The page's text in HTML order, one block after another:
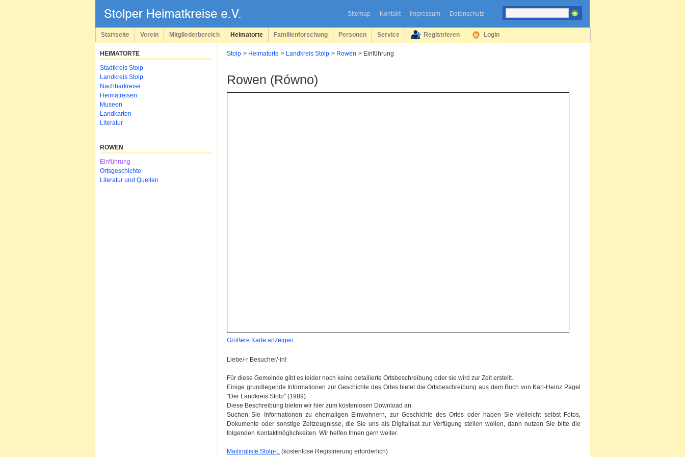
Sitemap Kontakt Impressum Datenschutz
überspringen
Startseite Verein Mitgliederbereich Heimatorte Familienforschung Personen Service Registrieren Login
Stolp Heimatorte Landkreis Stolp Rowen Einführung
Rowen (Równo)
Größere Karte anzeigen
Liebe/-r Besucher/-in!
Für diese Gemeinde gibt es leider noch keine detailierte Ortsbeschreibung oder sie wird zur Zeit erstellt.
Einige grundlegende Informationen zur Geschichte des Ortes bietet die Ortsbeschreibung aus dem Buch von Karl-Heinz Pagel
"Der Landkreis Stolp" (1989).
Diese Beschreibung bieten wir hier zum kostenlosen Download an.
Suchen Sie Informationen zu ehemaligen Einwohnern, zur Geschichte des Ortes oder haben Sie vielleicht selbst Fotos,
Dokumente oder sonstige Zeitzeugnisse, die Sie uns als Digitalisat zur Verfügung stellen wollen, dann nutzen Sie bitte die
folgenden Kontaktmöglichkeiten. Wir helfen Ihnen gern weiter.
Mailingliste Stolp-L (kostenlose Registrierung erforderlich)
HEIMATORTE
Navigation
überspringen
Stadtkreis Stolp
Landkreis Stolp
Nachbarkreise
Heimatreisen
Museen
Landkarten
Literatur
ROWEN
Navigation
überspringen
Einführung
Ortsgeschichte
Literatur und Quellen